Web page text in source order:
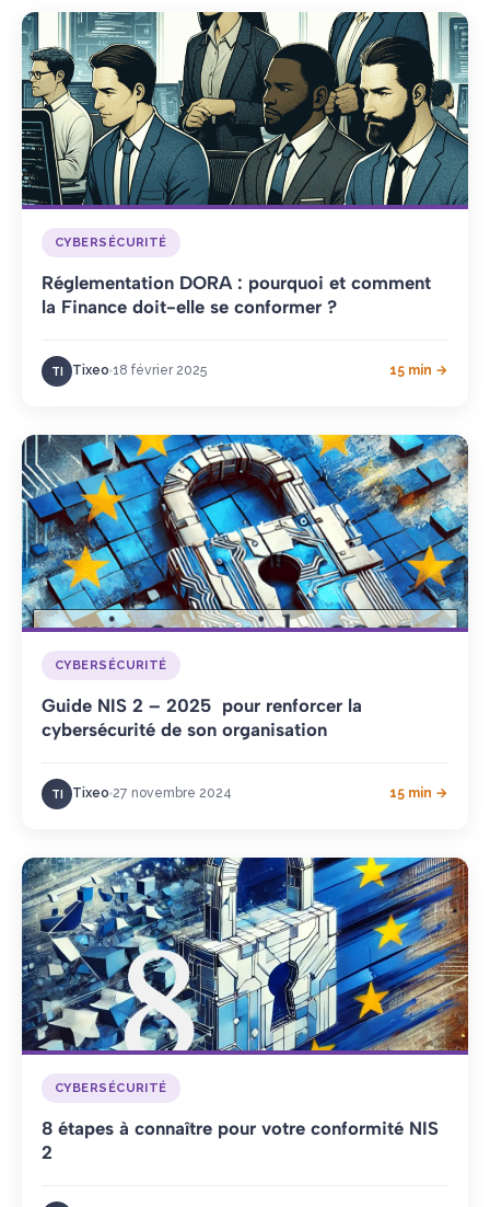
CYBERSÉCURITÉ
Réglementation DORA : pourquoi et comment
la Finance doit-elle se conformer ?
TI Tixeo 18 février 2025 15 min →
CYBERSÉCURITÉ
Guide NIS 2 – 2025 pour renforcer la
cybersécurité de son organisation
TI Tixeo 27 novembre 2024 15 min →
CYBERSÉCURITÉ
8 étapes à connaître pour votre conformité NIS
2